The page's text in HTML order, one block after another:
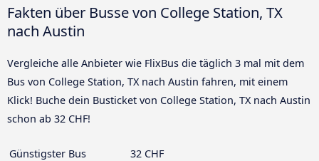
Fakten über Busse von College Station, TX
nach Austin
Vergleiche alle Anbieter wie FlixBus die täglich 3 mal mit dem
Bus von College Station, TX nach Austin fahren, mit einem
Klick! Buche dein Busticket von College Station, TX nach Austin
schon ab 32 CHF!
Günstigster Bus
32 CHF